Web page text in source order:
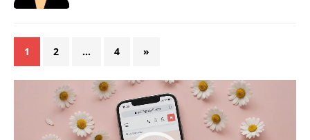
1 2 … 4 »